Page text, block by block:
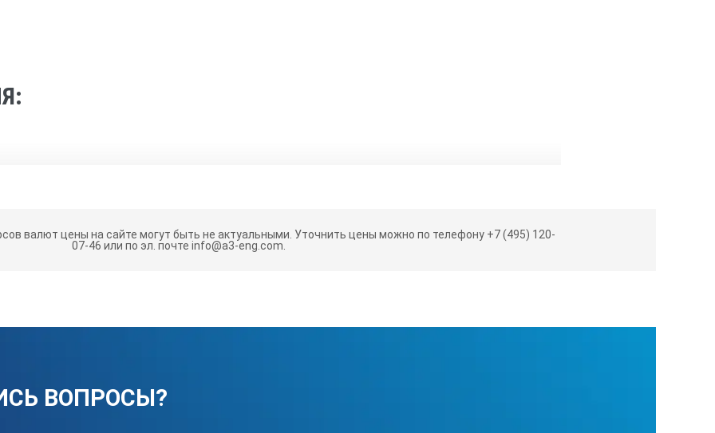
валют цены на сайте могут быть не актуальными. Уточнить цены можно по телефону +7 (495) 120-
07-46 или по эл. почте info@a3-eng.com.
ВОПРОСЫ?